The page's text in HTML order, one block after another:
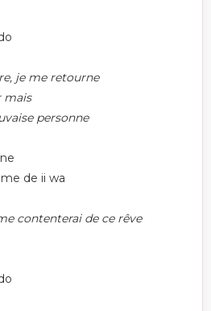
je me retourne
mais
personne
de ii wa
contenterai de ce rêve